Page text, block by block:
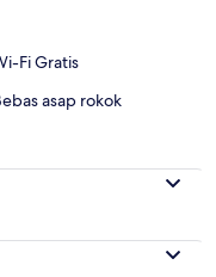
Fi Gratis
asap rokok